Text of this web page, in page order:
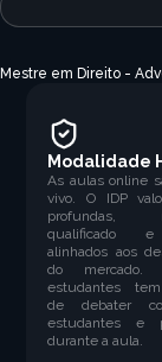
Mestre em Direito -
Modalidade
As aulas online
vivo. O IDP
profundas,
qualificado
alinhados aos
do mercado.
estudantes
de debater
estudantes e
durante a aula.